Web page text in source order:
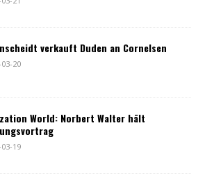
verkauft Duden an Cornelsen
20
World: Norbert Walter hält
19